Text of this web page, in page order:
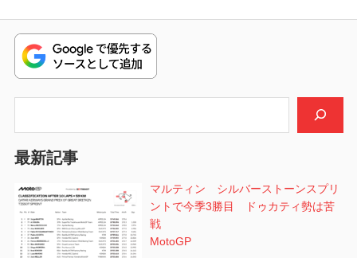
ビ
ゲ
ー
ン
稿:
最新記事
マルティン シルバーストーンスプリ
ントで今季3勝目 ドゥカティ勢は苦
戦
MotoGP